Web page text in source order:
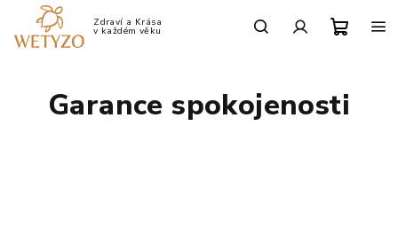
obsah
košík
Garance spokojenosti